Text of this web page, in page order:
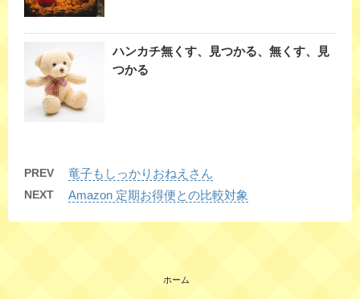
ハンカチ無くす、見つかる、無くす、見
つかる
PREV 竜子もしっかりおねえさん
NEXT Amazon 定期お得便との比較対象
ホーム